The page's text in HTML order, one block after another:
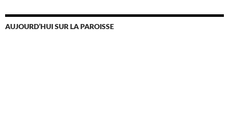
AUJOURD’HUI SUR LA PAROISSE